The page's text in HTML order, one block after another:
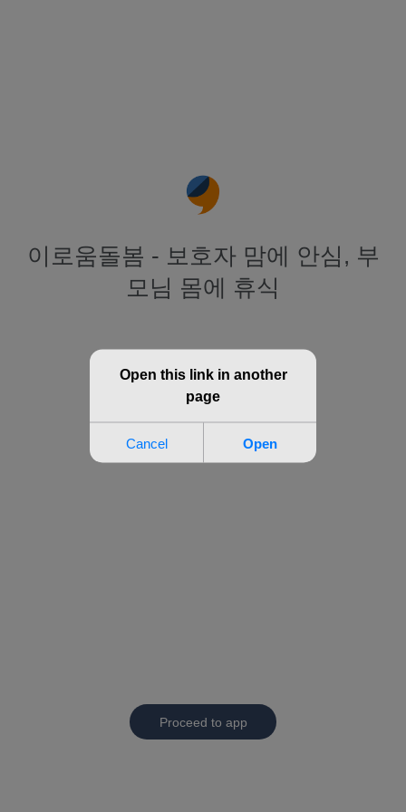
이로움돌봄 - 보호자 맘에 안심, 부
모님 몸에 휴식
Proceed to app